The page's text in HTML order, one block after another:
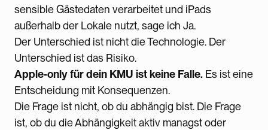
sensible Gästedaten verarbeitet und iPads
außerhalb der Lokale nutzt, sage ich Ja.
Der Unterschied ist nicht die Technologie. Der
Unterschied ist das Risiko.
Apple-only für dein KMU ist keine Falle. Es ist eine
Entscheidung mit Konsequenzen.
Die Frage ist nicht, ob du abhängig bist. Die Frage
ist, ob du die Abhängigkeit aktiv managst oder